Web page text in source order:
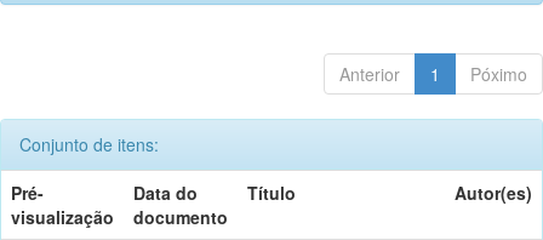
Anterior 1 Póximo
Conjunto de itens:
Pré-
visualização
Data do
documento
Título Autor(es)